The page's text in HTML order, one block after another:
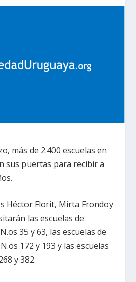
más de 2.400 escuelas en
sus puertas para recibir a
Héctor Florit, Mirta Frondoy
las escuelas de
os 35 y 63, las escuelas de
os 172 y 193 y las escuelas
y 382.